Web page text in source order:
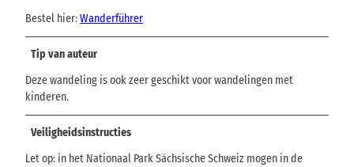
Bestel hier:Wanderführer
Tip van auteur
Deze wandeling is ook zeer geschikt voor wandelingen met
kinderen.
Veiligheidsinstructies
Let op: in het Nationaal Park Sächsische Schweiz mogen in de